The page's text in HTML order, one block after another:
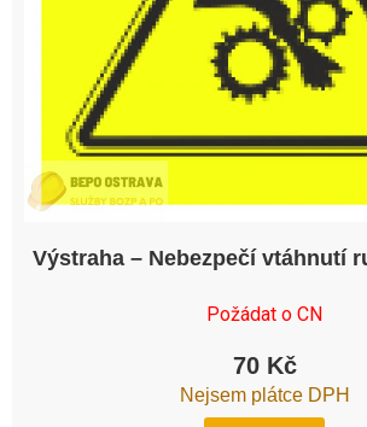
Výstraha – Nebezpečí vtáhnutí
Požádat o CN
70 Kč
Nejsem plátce DPH